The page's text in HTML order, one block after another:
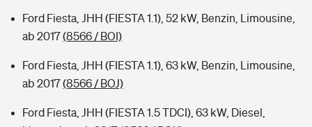
Ford Fiesta, JHH (FIESTA 1.1), 52 kW, Benzin, Limousine,
ab 2017(8566 / BOI)
Ford Fiesta, JHH (FIESTA 1.1), 63 kW, Benzin, Limousine,
ab 2017(8566 / BOJ)
Ford Fiesta, JHH (FIESTA 1.5 TDCI), 63 kW, Diesel,